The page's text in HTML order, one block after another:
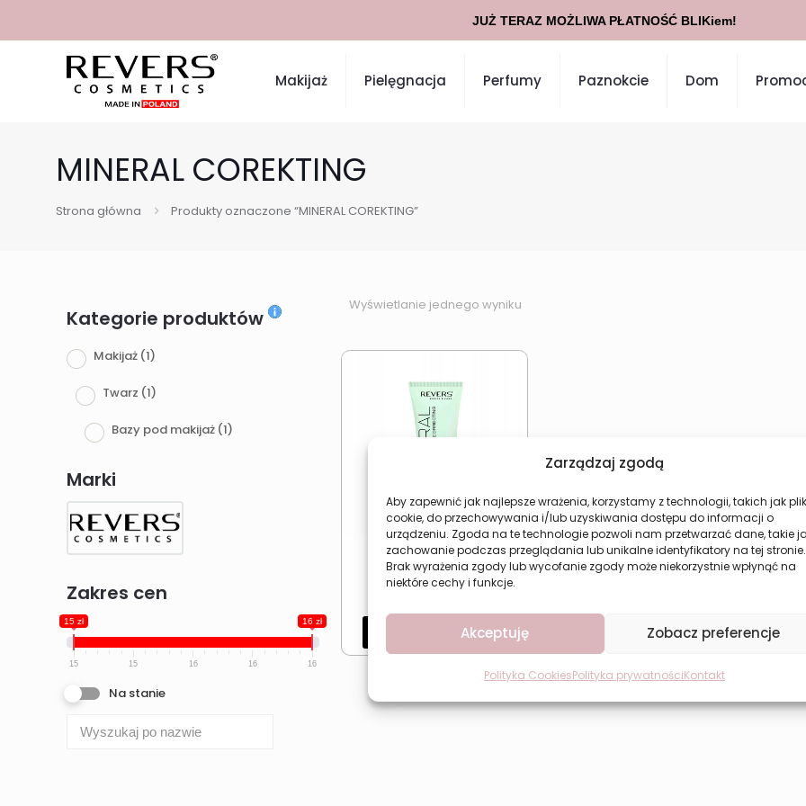
Zarządzaj zgodą
Aby zapewnić jak najlepsze wrażenia, korzystamy z technologii, takich jak
cookie, do przechowywania i/lub uzyskiwania dostępu do informacji o
urządzeniu. Zgoda na te technologie pozwoli nam przetwarzać dane, takie
zachowanie podczas przeglądania lub unikalne identyfikatory na tej stronie.
Brak wyrażenia zgody lub wycofanie zgody może niekorzystnie wpłynąć na
niektóre cechy i funkcje.
Akceptuję Zobacz preferencje
Polityka CookiesPolityka prywatnościKontakt
Makijaż Pielęgnacja Perfumy Paznokcie Dom
MINERAL COREKTING
Strona główna Produkty oznaczone “MINERAL COREKTING”
Kategorie produktów
Makijaż (1)
Twarz (1)
Bazy pod makijaż (1)
Marki
Zakres cen
15 zł 16 zł
15 15 16 16 16
Na stanie
Wyświetlanie jednego wyniku
Korygująca baza pod
makijaż 30ml REVERS
zł
Dodaj do koszyka
JUŻ TERAZ MOŻLIWA PŁATNOŚĆ BLIKiem!